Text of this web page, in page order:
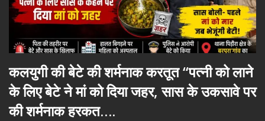
कलयुगी की बेटे की शर्मनाक करतूत “पत्नी को लाने
के लिए बेटे ने मां को दिया जहर, सास के उकसावे पर
की शर्मनाक हरकत….